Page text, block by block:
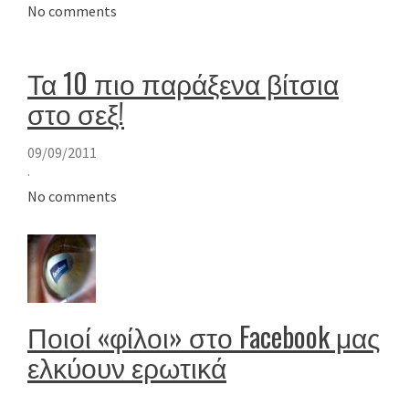
No comments
Τα 10 πιο παράξενα βίτσια
στο σεξ!
09/09/2011
·
No comments
Ποιοί «φίλοι» στο Facebook μας
ελκύουν ερωτικά